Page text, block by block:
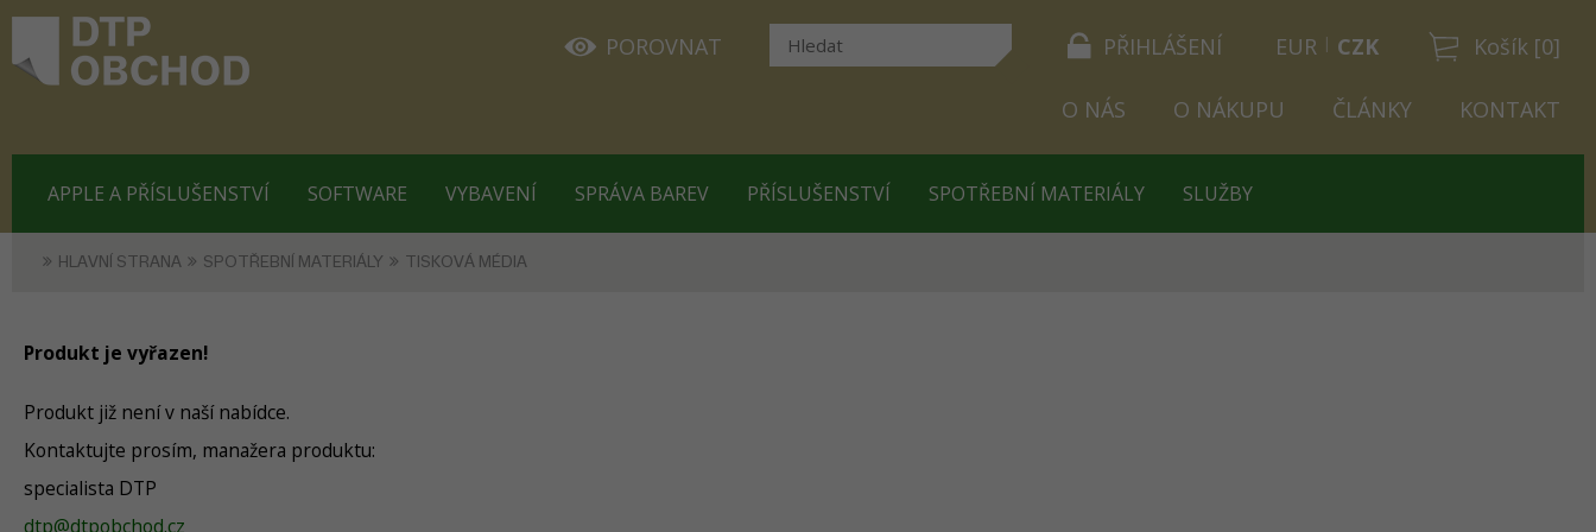
PŘIHLÁŠENÍ Košík [0]
POROVNAT EUR CZK
O NÁS O NÁKUPU ČLÁNKY KONTAKT
APPLE A PŘÍSLUŠENSTVÍ SOFTWARE VYBAVENÍ SPRÁVA BAREV PŘÍSLUŠENSTVÍ SPOTŘEBNÍ MATERIÁLY SLUŽBY
HLAVNÍ STRANA SPOTŘEBNÍ MATERIÁLY TISKOVÁ MÉDIA
Produkt je vyřazen!
Produkt již není v naší nabídce.
Kontaktujte prosím, manažera produktu:
specialista DTP
dtp@dtpobchod.cz